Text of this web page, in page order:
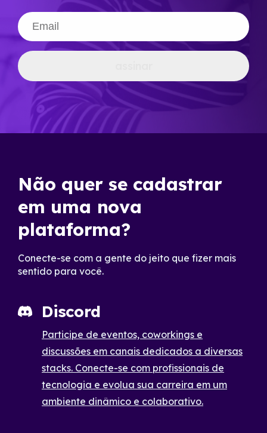
Não quer se cadastrar
em uma nova
plataforma?
Conecte-se com a gente do jeito que fizer mais
sentido para você.
Discord
Participe de eventos, coworkings e
discussões em canais dedicados a diversas
stacks. Conecte-se com profissionais de
tecnologia e evolua sua carreira em um
ambiente dinâmico e colaborativo.